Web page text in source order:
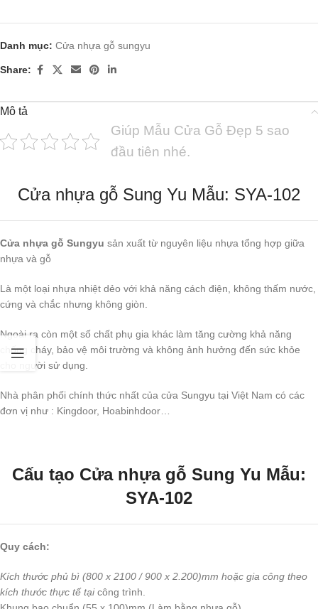
Danh mục: Cửa nhựa gỗ sungyu
Share:
Mô tả
Giúp Mẫu Cửa Gỗ Đẹp 5 sao
đầu tiên nhé.
Cửa nhựa gỗ Sung Yu Mẫu: SYA-102
Cửa nhựa gỗ Sungyu sản xuất từ nguyên liệu nhựa tổng hợp giữa
nhựa và gỗ
Là một loại nhựa nhiệt dẻo với khả năng cách điện, không thấm nước,
cứng và chắc nhưng không giòn.
Ngoài ra còn một số chất phụ gia khác làm tăng cường khả năng
chống cháy, bảo vệ môi trường và không ảnh hưởng đến sức khỏe
cho người sử dụng.
Nhà phân phối chính thức nhất của cửa Sungyu tại Việt Nam có các
đơn vị như : Kingdoor, Hoabinhdoor…
Cấu tạo Cửa nhựa gỗ Sung Yu Mẫu:
SYA-102
Quy cách:
Kích thước phủ bì (800 x 2100 / 900 x 2.200)mm hoặc gia công theo
kích thước thực tế tạicông trình.